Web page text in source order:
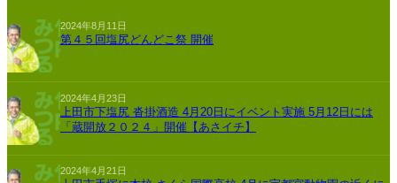
2024年8月11日
第４５回塩尻どんどこ祭 開催
2024年4月23日
上田市下塩尻 沓掛酒造 4月20日にイベント実施 5月12日には
「蔵開放２０２４」開催【あさイチ】
2024年4月21日